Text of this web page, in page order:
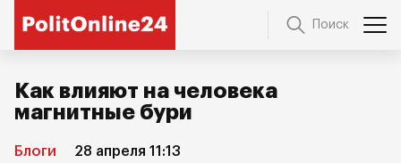
Поиск
Как влияют на человека
магнитные бури
Блоги 28 апреля 11:13